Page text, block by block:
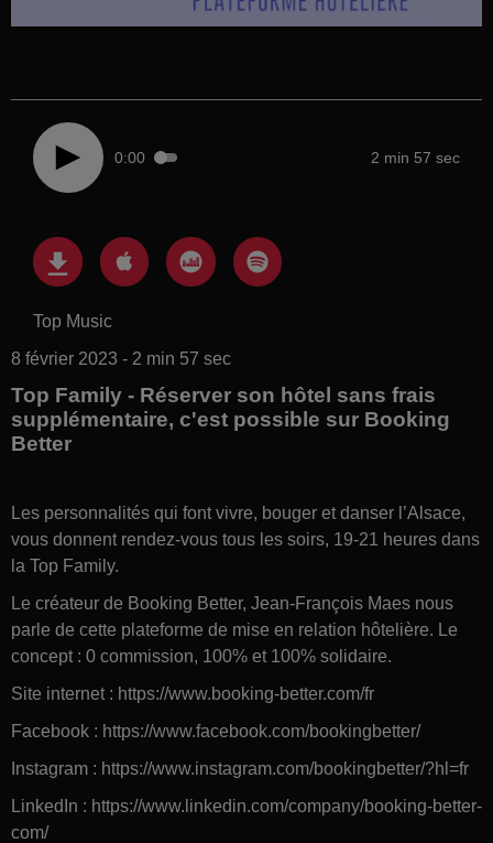
0:00 2 min 57 sec
Top Music
8 février 2023 - 2 min 57 sec
Top Family - Réserver son hôtel sans frais
supplémentaire, c'est possible sur Booking
Better
Les personnalités qui font vivre, bouger et danser l’Alsace,
vous donnent rendez-vous tous les soirs, 19-21 heures dans
la Top Family.
Le créateur de Booking Better, Jean-François Maes nous
parle de cette plateforme de mise en relation hôtelière. Le
concept : 0 commission, 100% et 100% solidaire.
Site internet : https://www.booking-better.com/fr
Facebook : https://www.facebook.com/bookingbetter/
Instagram : https://www.instagram.com/bookingbetter/?hl=fr
LinkedIn : https://www.linkedin.com/company/booking-better-
com/